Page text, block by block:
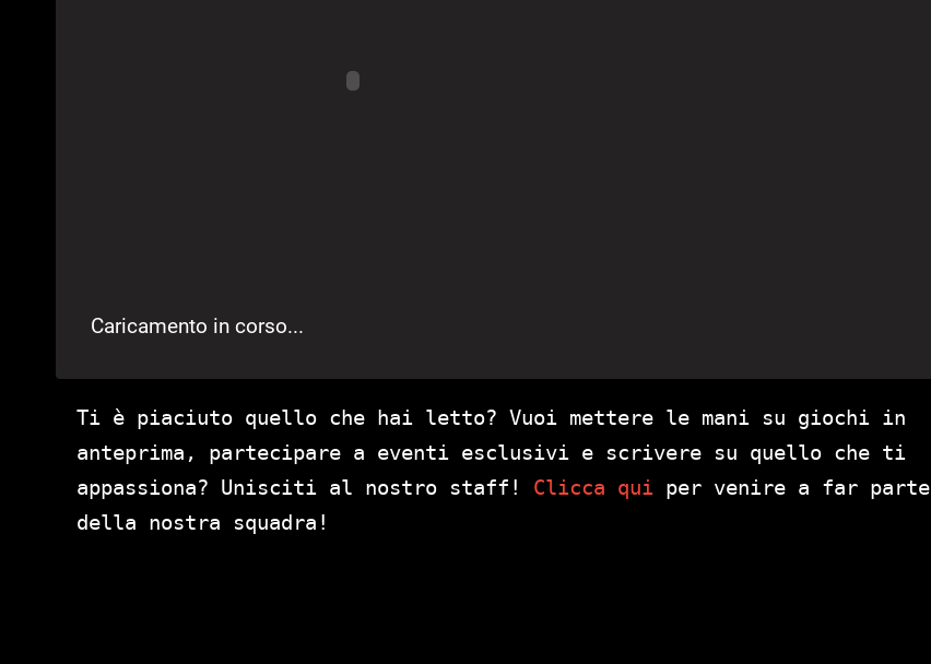
Caricamento in corso...
Ti è piaciuto quello che hai letto? Vuoi mettere le mani su giochi in
anteprima, partecipare a eventi esclusivi e scrivere su quello che ti
appassiona? Unisciti al nostro staff! Clicca qui per venire a far parte
della nostra squadra!